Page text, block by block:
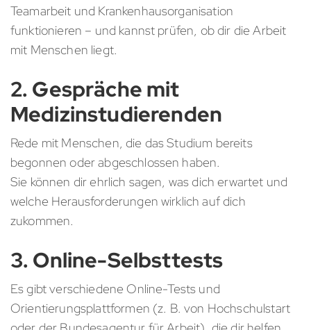
Teamarbeit und Krankenhausorganisation
funktionieren – und kannst prüfen, ob dir die Arbeit
mit Menschen liegt.
2. Gespräche mit
Medizinstudierenden
Rede mit Menschen, die das Studium bereits
begonnen oder abgeschlossen haben.
Sie können dir ehrlich sagen, was dich erwartet und
welche Herausforderungen wirklich auf dich
zukommen.
3. Online-Selbsttests
Es gibt verschiedene Online-Tests und
Orientierungsplattformen (z. B. von Hochschulstart